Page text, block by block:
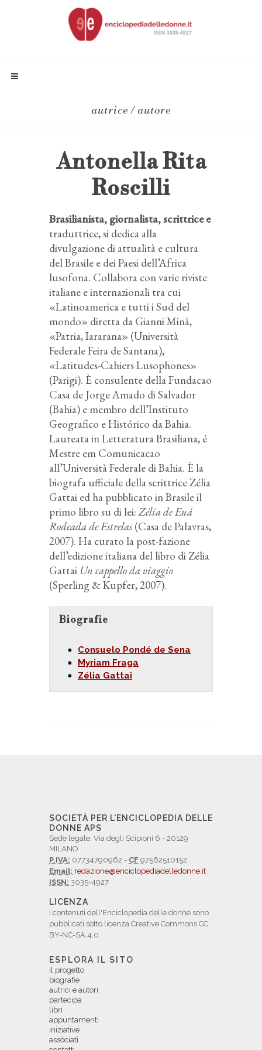
autrice / autore
Antonella Rita
Roscilli
Brasilianista, giornalista, scrittrice e
traduttrice, si dedica alla
divulgazione di attualità e cultura
del Brasile e dei Paesi dell’Africa
lusofona. Collabora con varie riviste
italiane e internazionali tra cui
«Latinoamerica e tutti i Sud del
mondo» diretta da Gianni Minà,
«Patria, Iararana» (Università
Federale Feira de Santana),
«Latitudes-Cahiers Lusophones»
(Parigi). È consulente della Fundacao
Casa de Jorge Amado di Salvador
(Bahia) e membro dell’Instituto
Geografico e Histórico da Bahia.
Laureata in Letteratura Brasiliana, é
Mestre em Comunicacao
all’Università Federale di Bahia. È la
biografa ufficiale della scrittrice Zélia
Gattai ed ha pubblicato in Brasile il
primo libro su di lei:Zélia de Euá
Rodeada de Estrelas(Casa de Palavras,
2007). Ha curato la post-fazione
dell’edizione italiana del libro di Zélia
Gattai Un cappello da viaggio
(Sperling & Kupfer, 2007).
Biografie
Consuelo Pondé de Sena
Myriam Fraga
Zélia Gattai
SOCIETÀ PER L'ENCICLOPEDIA DELLE
DONNE APS
Sede legale: Via degli Scipioni 6 - 20129
MILANO
P.IVA: 07734790962 - CF 97562510152
Email: redazione@enciclopediadelledonne.it
ISSN: 3035-4927
LICENZA
I contenuti dell'Enciclopedia delle donne sono
pubblicati sotto licenza Creative Commons CC
BY-NC-SA 4.0.
ESPLORA IL SITO
il progetto
biografie
autrici e autori
partecipa
libri
appuntamenti
iniziative
assòciati